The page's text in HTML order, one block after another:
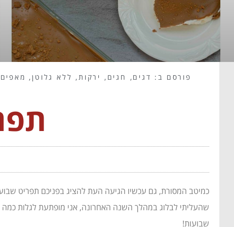
פורסם ב: דגים, חגים , ירקות , ללא גלוטן, מאפים
כמיטב המסורת, גם עכשיו הגיעה העת להציג בפניכם תפריט
שהעליתי לבלוג במהלך השנה האחרונה, אני מופתעת לגלות כמה
שבועות!